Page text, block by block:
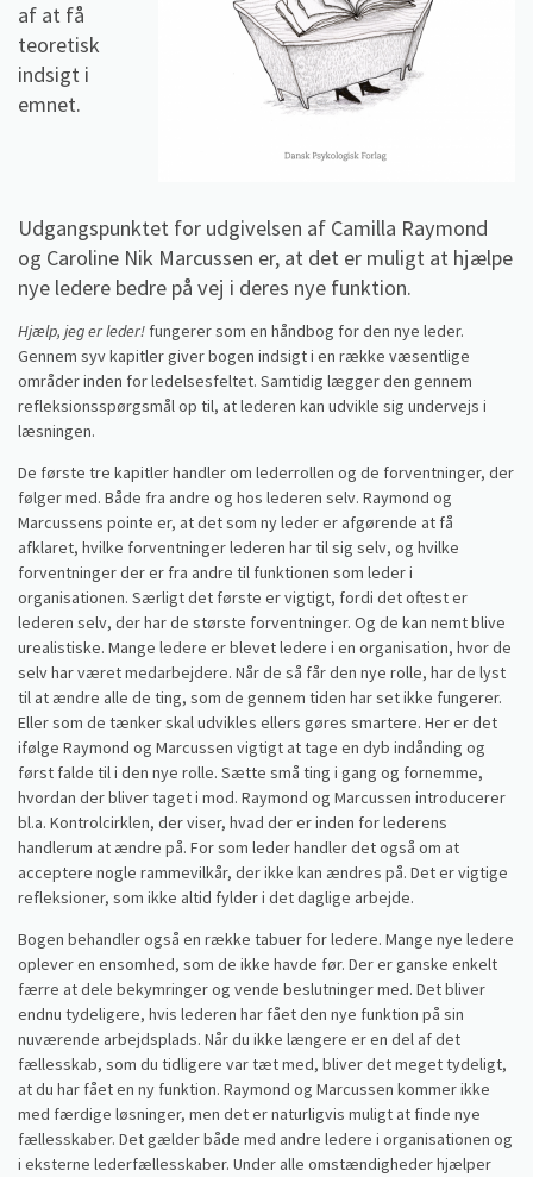
af at få
teoretisk
indsigt i
emnet.
Udgangspunktet for udgivelsen af Camilla Raymond
og Caroline Nik Marcussen er, at det er muligt at hjælpe
nye ledere bedre på vej i deres nye funktion.
Hjælp, jeg er leder! fungerer som en håndbog for den nye leder.
Gennem syv kapitler giver bogen indsigt i en række væsentlige
områder inden for ledelsesfeltet. Samtidig lægger den gennem
refleksionsspørgsmål op til, at lederen kan udvikle sig undervejs i
læsningen.
De første tre kapitler handler om lederrollen og de forventninger, der
følger med. Både fra andre og hos lederen selv. Raymond og
Marcussens pointe er, at det som ny leder er afgørende at få
afklaret, hvilke forventninger lederen har til sig selv, og hvilke
forventninger der er fra andre til funktionen som leder i
organisationen. Særligt det første er vigtigt, fordi det oftest er
lederen selv, der har de største forventninger. Og de kan nemt blive
urealistiske. Mange ledere er blevet ledere i en organisation, hvor de
selv har været medarbejdere. Når de så får den nye rolle, har de lyst
til at ændre alle de ting, som de gennem tiden har set ikke fungerer.
Eller som de tænker skal udvikles ellers gøres smartere. Her er det
ifølge Raymond og Marcussen vigtigt at tage en dyb indånding og
først falde til i den nye rolle. Sætte små ting i gang og fornemme,
hvordan der bliver taget i mod. Raymond og Marcussen introducerer
bl.a. Kontrolcirklen, der viser, hvad der er inden for lederens
handlerum at ændre på. For som leder handler det også om at
acceptere nogle rammevilkår, der ikke kan ændres på. Det er vigtige
refleksioner, som ikke altid fylder i det daglige arbejde.
Bogen behandler også en række tabuer for ledere. Mange nye ledere
oplever en ensomhed, som de ikke havde før. Der er ganske enkelt
færre at dele bekymringer og vende beslutninger med. Det bliver
endnu tydeligere, hvis lederen har fået den nye funktion på sin
nuværende arbejdsplads. Når du ikke længere er en del af det
fællesskab, som du tidligere var tæt med, bliver det meget tydeligt,
at du har fået en ny funktion. Raymond og Marcussen kommer ikke
med færdige løsninger, men det er naturligvis muligt at finde nye
fællesskaber. Det gælder både med andre ledere i organisationen og
i eksterne lederfællesskaber. Under alle omstændigheder hjælper